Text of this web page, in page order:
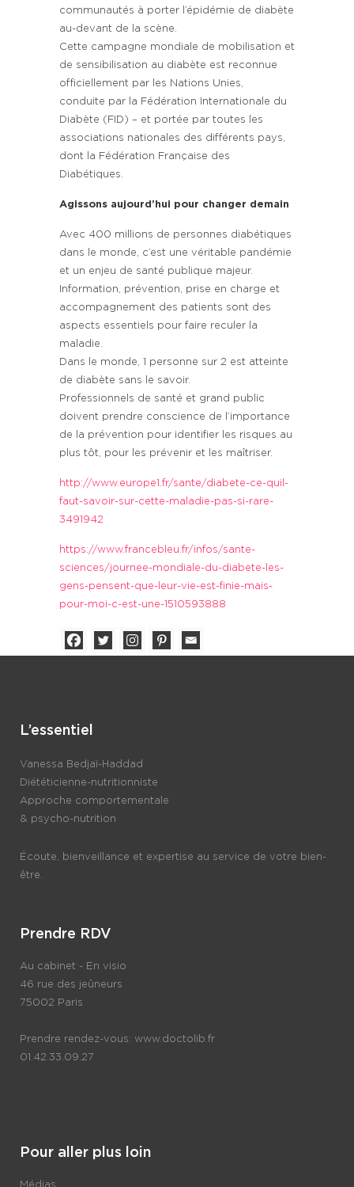
communautés à porter l’épidémie de diabète
au-devant de la scène.
Cette campagne mondiale de mobilisation et
de sensibilisation au diabète est reconnue
officiellement par les Nations Unies,
conduite par la Fédération Internationale du
Diabète (FID) – et portée par toutes les
associations nationales des différents pays,
dont la Fédération Française des
Diabétiques.
Agissons aujourd’hui pour changer demain
Avec 400 millions de personnes diabétiques
dans le monde, c’est une véritable pandémie
et un enjeu de santé publique majeur.
Information, prévention, prise en charge et
accompagnement des patients sont des
aspects essentiels pour faire reculer la
maladie.
Dans le monde, 1 personne sur 2 est atteinte
de diabète sans le savoir.
Professionnels de santé et grand public
doivent prendre conscience de l’importance
de la prévention pour identifier les risques au
plus tôt, pour les prévenir et les maîtriser.
http://www.europe1.fr/sante/diabete-ce-quil-
faut-savoir-sur-cette-maladie-pas-si-rare-
3491942
https://www.francebleu.fr/infos/sante-
sciences/journee-mondiale-du-diabete-les-
gens-pensent-que-leur-vie-est-finie-mais-
pour-moi-c-est-une-1510593888
L’essentiel
Vanessa Bedjaï-Haddad
Diététicienne-nutritionniste
Approche comportementale
& psycho-nutrition
Écoute, bienveillance et expertise au service de votre bien-
être.
Prendre RDV
Au cabinet - En visio
46 rue des jeûneurs
75002 Paris
Prendre rendez-vous: www.doctolib.fr
01.42.33.09.27
Pour aller plus loin
Médias